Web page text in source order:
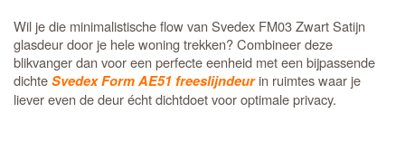
Wil je die minimalistische flow van Svedex FM03 Zwart Satijn
glasdeur door je hele woning trekken? Combineer deze
blikvanger dan voor een perfecte eenheid met een bijpassende
dichteSvedex Form AE51 freeslijndeurin ruimtes waar je
liever even de deur écht dichtdoet voor optimale privacy.